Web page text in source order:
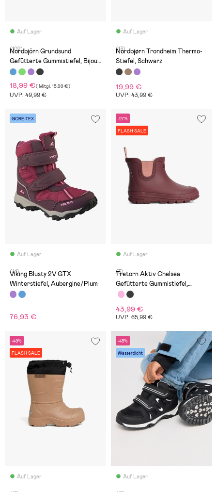
Auf Lager
(102)
Nordbjörn Grundsund
Gefütterte Gummistiefel, Bijou
Blue
18,99 €(Mitgl.15,99 €)
UVP: 49,99 €
Auf Lager
(13)
Nordbjørn Trondheim Thermo-
Stiefel, Schwarz
19,99 €
UVP: 43,99 €
GORE-TEX
Auf Lager
(41)
Viking Blusty 2V GTX
Winterstiefel, Aubergine/Plum
76,93 €
-27%
FLASH SALE
Auf Lager
(3)
Tretorn Aktiv Chelsea
Gefütterte Gummistiefel,
Burgundy
43,99 €
UVP: 65,99 €
-49%
FLASH SALE
Auf Lager
-45%
Wasserdicht
Auf Lager